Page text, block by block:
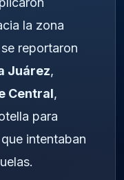
la zona
reportaron
Juárez,
Central,
para
intentaban